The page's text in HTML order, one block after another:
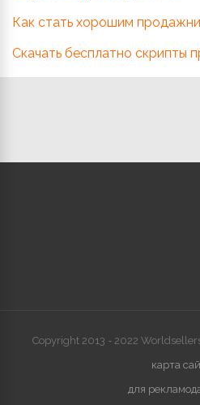
Как стать хорошим
Скачать бесплатно скрипты
Copyright 2013 - 2022
карта
для